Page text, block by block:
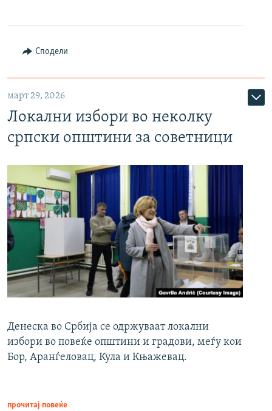
Сподели
март 29, 2026
Локални избори во неколку
српски општини за советници
Денеска во Србија се одржуваат локални
избори во повеќе општини и градови, меѓу кои
Бор, Аранѓеловац, Кула и Књажевац.
прочитај повеќе